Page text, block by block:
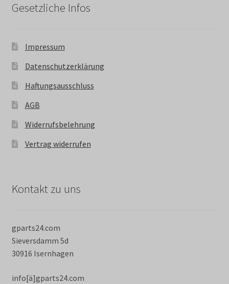
Gesetzliche Infos
Impressum
Datenschutzerklärung
Haftungsausschluss
AGB
Widerrufsbelehrung
Vertrag widerrufen
Kontakt zu uns
gparts24.com
Sieversdamm 5d
30916 Isernhagen
info[ä]gparts24.com